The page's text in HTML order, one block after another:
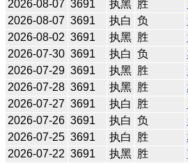
2026-08-07 3691 执黑 胜
2026-08-07 3691 执白 负
2026-08-02 3691 执黑 胜
2026-07-30 3691 执白 负
2026-07-29 3691 执黑 胜
2026-07-28 3691 执黑 胜
2026-07-27 3691 执白 胜
2026-07-26 3691 执白 负
2026-07-25 3691 执白 胜
2026-07-22 3691 执黑 胜